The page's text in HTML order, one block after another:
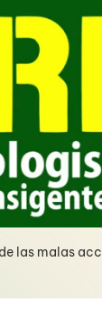
las malas